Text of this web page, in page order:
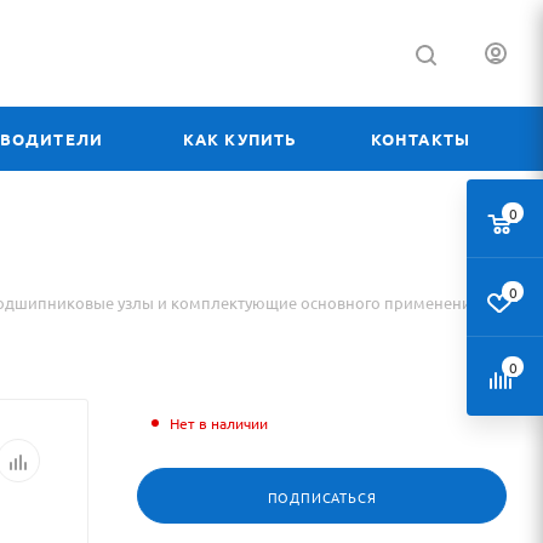
КАК КУПИТЬ КОНТАКТЫ
узлы и комплектующие основного применения
Нет в наличии
ПОДПИСАТЬСЯ
0
0
0